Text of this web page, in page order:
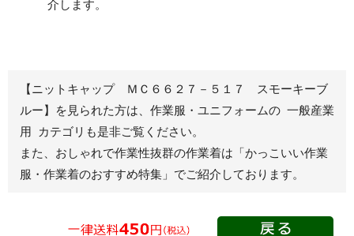
ブルゾン
春夏半袖
ジャンパー
秋冬長袖
春夏半袖
スモック
秋冬長袖
介します。
【ニットキャップ ＭＣ６６２７－５１７ スモーキーブ
ルー】を見られた方は、作業服・ユニフォームの 一般産業
用 カテゴリも是非ご覧ください。
また、おしゃれで作業性抜群の作業着は 「かっこいい作業
服・作業着のおすすめ特集」 でご紹介しております。